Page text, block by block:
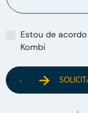
Estou de
Kombi